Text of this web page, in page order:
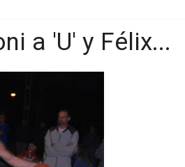
a 'U' y Félix...